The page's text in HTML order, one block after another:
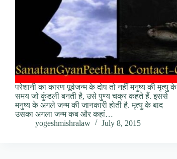
परेशानी का कारण पूर्वजन्म के दोष तो नहीं मनुष्य की मृत्यु के
समय जो कुंडली बनती है, उसे पुण्य चक्र कहते हैं. इससे
मनुष्य के अगले जन्म की जानकारी होती है. मृत्यु के बाद
उसका अगला जन्म कब और कहां…
yogeshmishralaw
July 8, 2015